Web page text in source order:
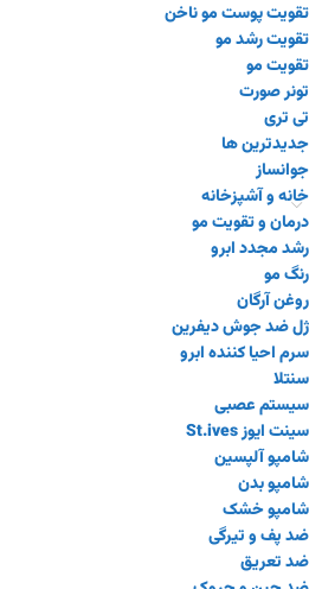
تقویت پوست مو ناخن
تقویت رشد مو
تقویت مو
تونر صورت
تی تری
جدیدترین ها
جوانساز
خانه و آشپزخانه
درمان و تقویت مو
رشد مجدد ابرو
رنگ مو
روغن آرگان
ژل ضد جوش دیفرین
سرم احیا کننده ابرو
سنتلا
سیستم عصبی
سینت ایوز St.ives
شامپو آلپسین
شامپو بدن
شامپو خشک
ضد پف و تیرگی
ضد تعریق